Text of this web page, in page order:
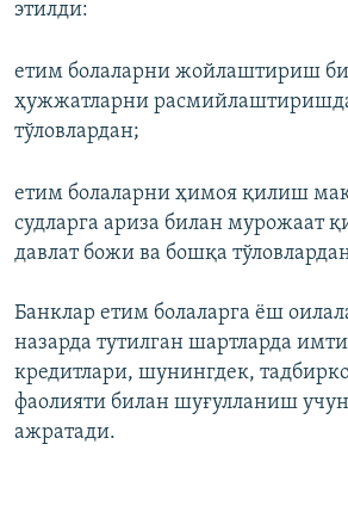
этилди:
етим болаларни жойлаштириш
ҳужжатларни
тўловлардан;
етим болаларни ҳимоя қилиш
судларга ариза билан мурожаат
давлат божи ва бошқа
Банклар етим болаларга ёш
назарда тутилган шартларда
кредитлари, шунингдек,
фаолияти билан шуғулланиш
ажратади.